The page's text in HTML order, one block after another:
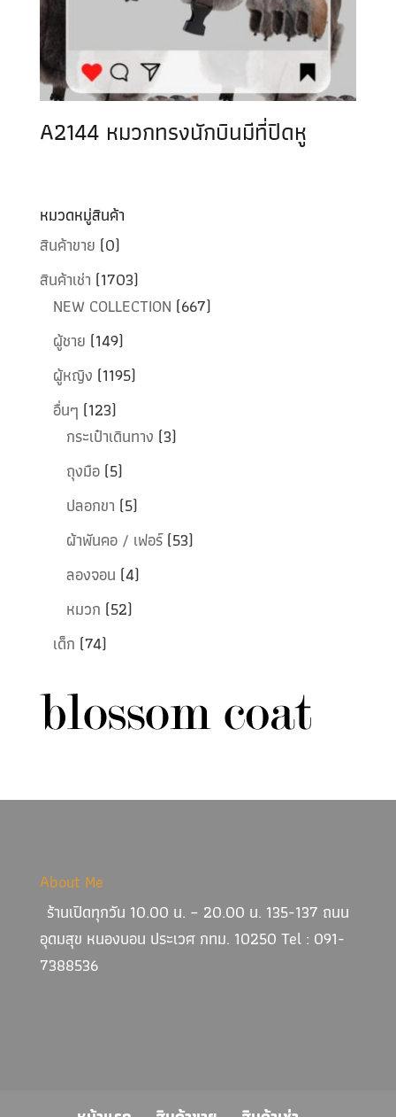
A2144 หมวกทรงนักบินมีที่ปิดหู
หมวดหมู่สินค้า
สินค้าขาย (0)
สินค้าเช่า (1703)
NEW COLLECTION (667)
ผู้ชาย (149)
ผู้หญิง (1195)
อื่นๆ (123)
กระเป๋าเดินทาง (3)
ถุงมือ (5)
ปลอกขา (5)
ผ้าพันคอ / เฟอร์ (53)
ลองจอน (4)
หมวก (52)
เด็ก (74)
About Me
ร้านเปิดทุกวัน 10.00 น. – 20.00 น. 135-137 ถนน
อุดมสุข หนองบอน ประเวศ กทม. 10250 Tel : 091-
7388536